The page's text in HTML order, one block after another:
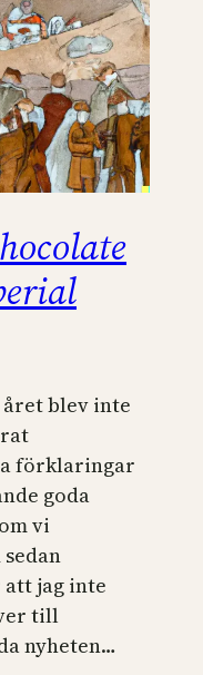
året blev inte
förklaringar
goda
vi
att jag inte
till
nyheten…